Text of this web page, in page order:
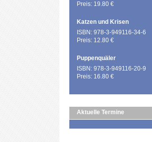
Preis: 19.80 €
Katzen und Krisen
ISBN: 978-3-949116-34-6
Preis: 12.80 €
Puppenquäler
ISBN: 978-3-949116-20-9
Preis: 16.80 €
Aktuelle Termine